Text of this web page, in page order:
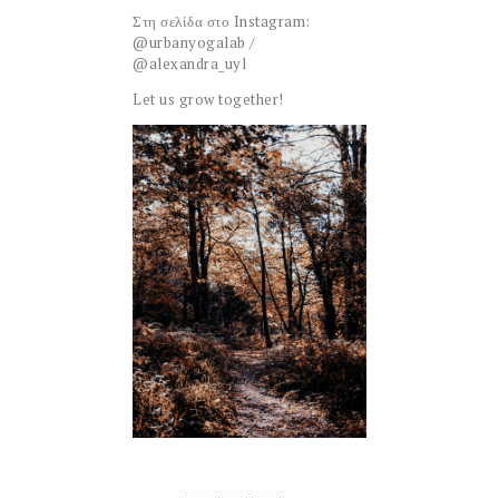
Στη σελίδα στο Instagram:
@urbanyogalab /
@alexandra_uyl
Let us grow together!